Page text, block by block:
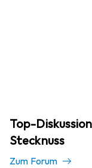
Top-
Stecknuss
Zum Forum